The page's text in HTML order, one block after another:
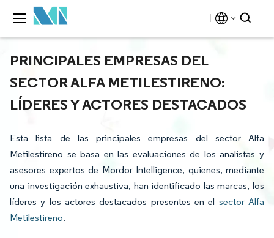
PRINCIPALES EMPRESAS DEL
SECTOR ALFA METILESTIRENO:
LÍDERES Y ACTORES DESTACADOS
Esta lista de las principales empresas del sector Alfa
Metilestireno se basa en las evaluaciones de los analistas y
asesores expertos de Mordor Intelligence, quienes, mediante
una investigación exhaustiva, han identificado las marcas, los
líderes y los actores destacados presentes en el sector Alfa
Metilestireno.